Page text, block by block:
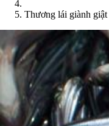
Thương lái giành